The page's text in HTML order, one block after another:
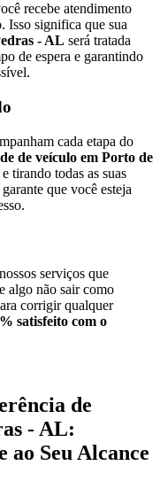
recebe atendimento
Isso significa que sua
- AL será tratada
de espera e garantindo
cada etapa do
de veículo em Porto de
tirando todas as suas
que você esteja
serviços que
algo não sair como
corrigir qualquer
satisfeito com o
de
- AL:
Seu Alcance